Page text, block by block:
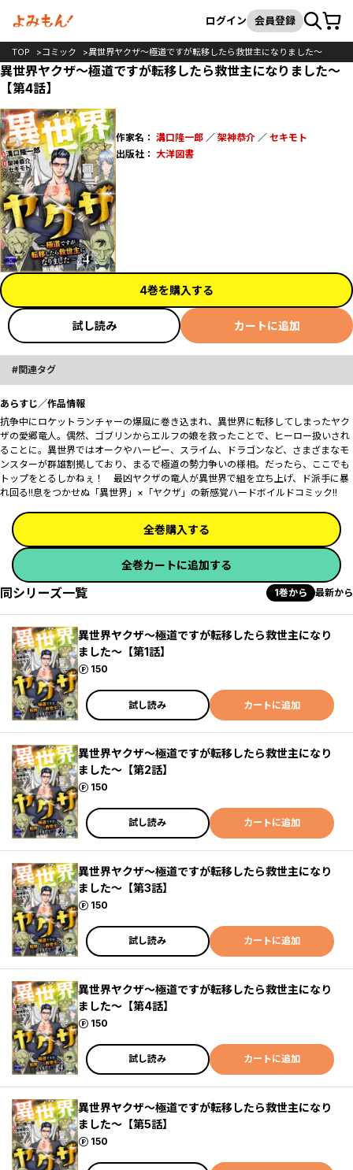
検索
ログイン 会員登録カート
TOP コミック 異世界ヤクザ～極道ですが転移したら救世主になりました～
異世界ヤクザ～極道ですが転移したら救世主になりました～
【第4話】
作家名： 溝口隆一郎／ 架神恭介／ セキモト
出版社： 大洋図書
4巻を購入する
試し読み カートに追加
関連タグ
あらすじ／作品情報
抗争中にロケットランチャーの爆風に巻き込まれ、異世界に転移してしまったヤク
ザの愛郷竜人。偶然、ゴブリンからエルフの娘を救ったことで、ヒーロー扱いされ
ることに。異世界ではオークやハーピー、スライム、ドラゴンなど、さまざまなモ
ンスターが群雄割拠しており、まるで極道の勢力争いの様相。だったら、ここでも
トップをとるしかねぇ！ 最凶ヤクザの竜人が異世界で組を立ち上げ、ド派手に暴
れ回る!!息をつかせぬ「異世界」×「ヤクザ」の新感覚ハードボイルドコミック!!
全巻購入する
全巻カートに追加する
同シリーズ一覧 1巻から 最新から
異世界ヤクザ～極道ですが転移したら救世主になり
ました～【第1話】
150
ポイント
試し読み カートに追加
異世界ヤクザ～極道ですが転移したら救世主になり
ました～【第2話】
150
ポイント
試し読み カートに追加
異世界ヤクザ～極道ですが転移したら救世主になり
ました～【第3話】
150
ポイント
試し読み カートに追加
異世界ヤクザ～極道ですが転移したら救世主になり
ました～【第4話】
150
ポイント
試し読み カートに追加
異世界ヤクザ～極道ですが転移したら救世主になり
ました～【第5話】
150
ポイント